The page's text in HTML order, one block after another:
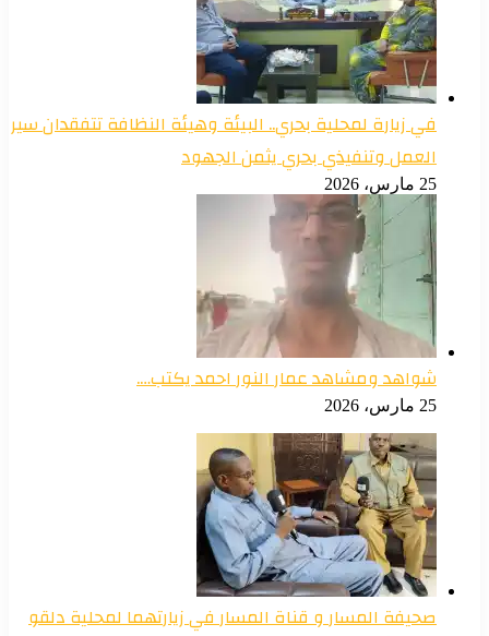
في زيارة لمحلية بحري.. البيئة وهيئة النظافة تتفقدان سير
العمل وتنفيذي بحري يثمن الجهود
25 مارس، 2026
شواهد ومشاهد عمار النور احمد يكتب….
25 مارس، 2026
صحيفة المسار و قناة المسار في زيارتهما لمحلية دلقو